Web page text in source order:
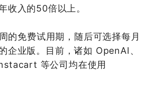
收入的50倍以上。
的免费试用期，随后可选择每月
企业版。目前，诸如 OpenAI、
等公司均在使用